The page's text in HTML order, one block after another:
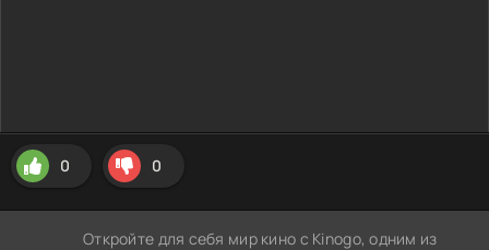
0 0
Откройте для себя мир кино с Kinogo, одним из